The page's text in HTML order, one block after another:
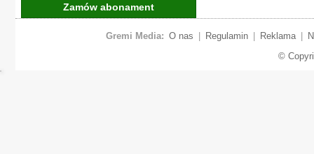
Zamów abonament
Gremi Media: O nas Regulamin Reklama
©